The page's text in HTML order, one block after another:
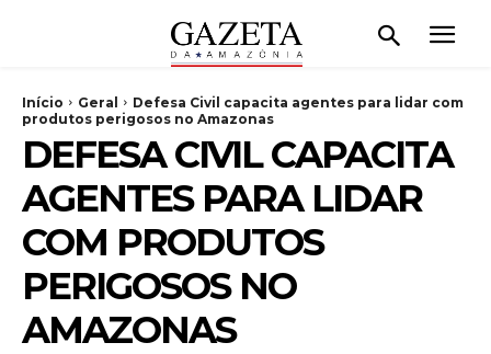
Início Geral
Defesa Civil capacita agentes para lidar com
produtos perigosos no Amazonas
DEFESA CIVIL CAPACITA
AGENTES PARA LIDAR
COM PRODUTOS
PERIGOSOS NO
AMAZONAS